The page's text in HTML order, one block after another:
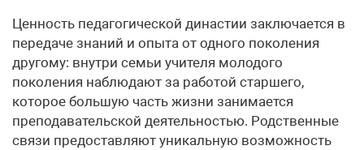
Ценность педагогической династии заключается в
передаче знаний и опыта от одного поколения
другому: внутри семьи учителя молодого
поколения наблюдают за работой старшего,
которое большую часть жизни занимается
преподавательской деятельностью. Родственные
связи предоставляют уникальную возможность